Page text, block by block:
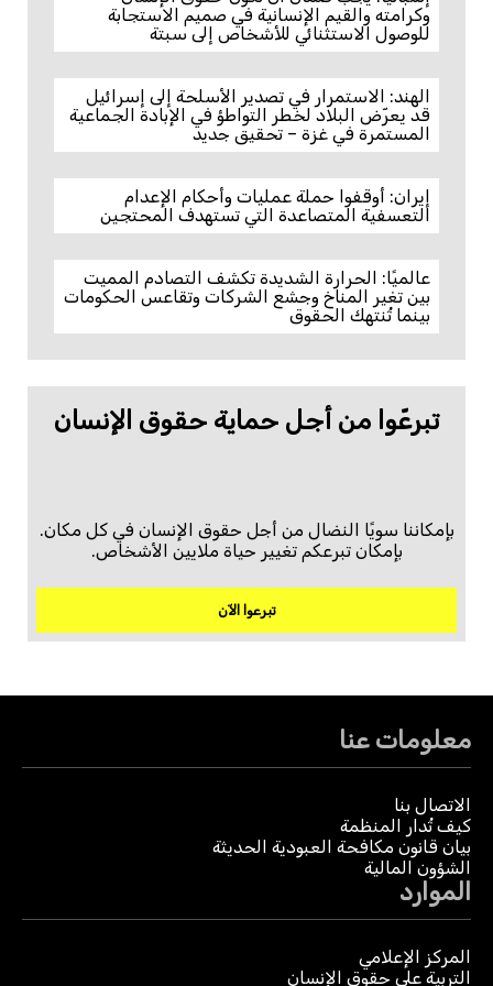
وكرامته والقيم الإنسانية في صميم الاستجابة
للوصول الاستثنائي للأشخاص إلى سبتة
الهند: الاستمرار في تصدير الأسلحة إلى إسرائيل
قد يعرّض البلاد لخطر التواطؤ في الإبادة الجماعية
المستمرة في غزة – تحقيق جديد
إيران: أوقفوا حملة عمليات وأحكام الإعدام
التعسفية المتصاعدة التي تستهدف المحتجين
عالميًا: الحرارة الشديدة تكشف التصادم المميت
بين تغير المناخ وجشع الشركات وتقاعس الحكومات
بينما تُنتهك الحقوق
تبرعّوا من أجل حماية حقوق الإنسان
بإمكاننا سويًا النضال من أجل حقوق الإنسان في كل مكان.
بإمكان تبرعكم تغيير حياة ملايين الأشخاص.
تبرعوا الآن
معلومات عنا
الاتصال بنا
كيف تُدار المنظمة
بيان قانون مكافحة العبودية الحديثة
الشؤون المالية
الموارد
المركز الإعلامي
التربية على حقوق الإنسان